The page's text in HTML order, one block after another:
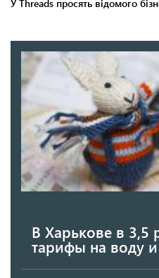
В Харькове в 3,5
тарифы на воду